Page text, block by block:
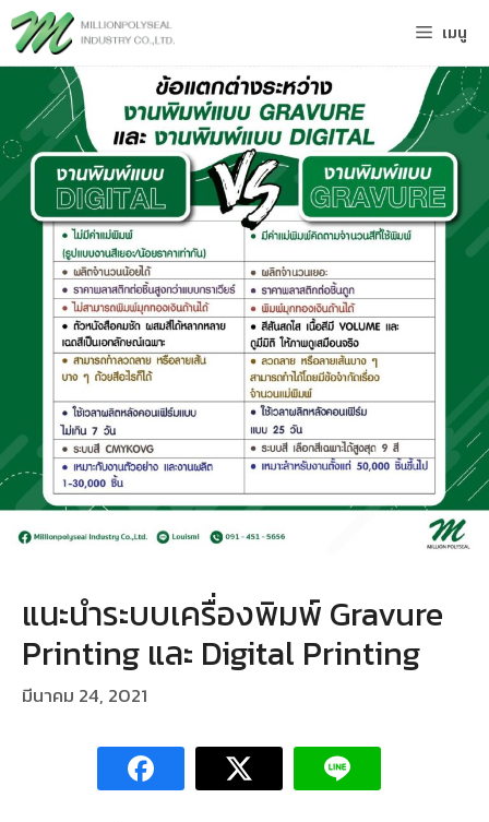
Skip
to
content
เมนู
แนะนำระบบเครื่องพิมพ์ Gravure
Printing และ Digital Printing
มีนาคม 24, 2021